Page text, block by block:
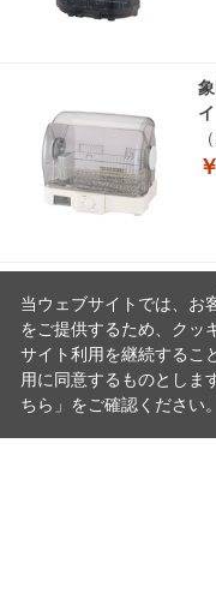
当ウェブサイトでは、お
をご提供するため、クッ
サイト利用を継続するこ
用に同意するものとしま
ちら 」をご確認ください。